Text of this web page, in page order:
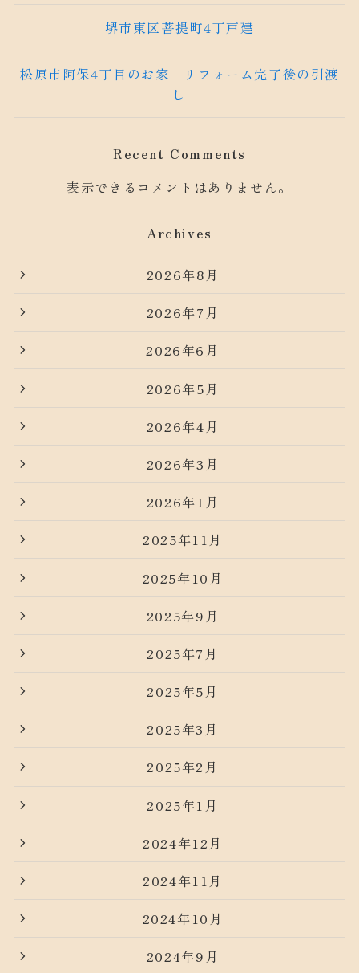
堺市東区菩提町4丁戸建
松原市阿保4丁目のお家 リフォーム完了後の引渡
し
Recent Comments
表示できるコメントはありません。
Archives
2026年8月
2026年7月
2026年6月
2026年5月
2026年4月
2026年3月
2026年1月
2025年11月
2025年10月
2025年9月
2025年7月
2025年5月
2025年3月
2025年2月
2025年1月
2024年12月
2024年11月
2024年10月
2024年9月